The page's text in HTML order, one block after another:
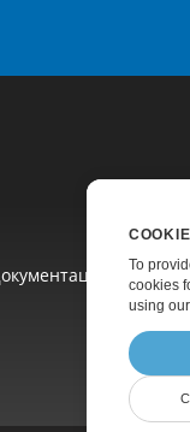
To
cookies
using